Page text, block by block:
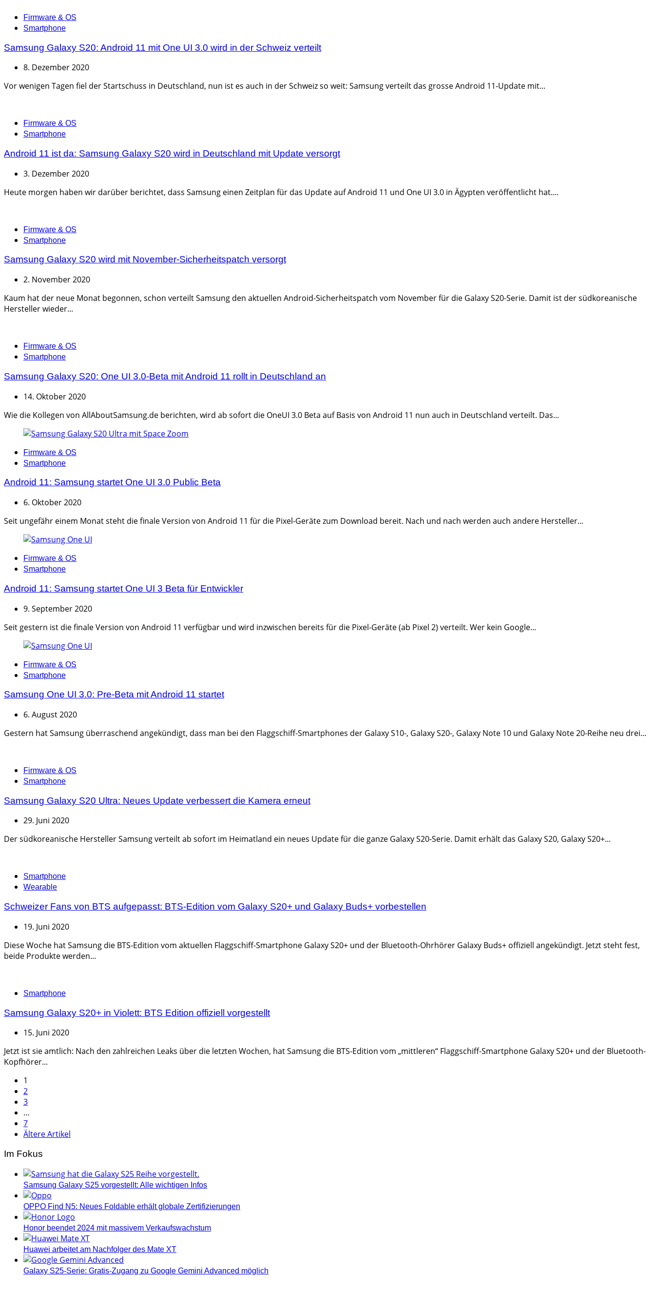
Categories
Firmware & OS
Smartphone
Samsung Galaxy S20: Android 11 mit One UI 3.0 wird in der Schweiz verteilt
8. Dezember 2020
Vor wenigen Tagen fiel der Startschuss in Deutschland, nun ist es auch in der Schweiz so weit: Samsung verteilt das grosse Android 11-Update mit...
Categories
Firmware & OS
Smartphone
Android 11 ist da: Samsung Galaxy S20 wird in Deutschland mit Update versorgt
3. Dezember 2020
Heute morgen haben wir darüber berichtet, dass Samsung einen Zeitplan für das Update auf Android 11 und One UI 3.0 in Ägypten veröffentlicht hat....
Categories
Firmware & OS
Smartphone
Samsung Galaxy S20 wird mit November-Sicherheitspatch versorgt
2. November 2020
Kaum hat der neue Monat begonnen, schon verteilt Samsung den aktuellen Android-Sicherheitspatch vom November für die Galaxy S20-Serie. Damit ist der südkoreanische
Hersteller wieder...
Categories
Firmware & OS
Smartphone
Samsung Galaxy S20: One UI 3.0-Beta mit Android 11 rollt in Deutschland an
14. Oktober 2020
Wie die Kollegen von AllAboutSamsung.de berichten, wird ab sofort die OneUI 3.0 Beta auf Basis von Android 11 nun auch in Deutschland verteilt. Das...
Categories
Firmware & OS
Smartphone
Android 11: Samsung startet One UI 3.0 Public Beta
6. Oktober 2020
Seit ungefähr einem Monat steht die finale Version von Android 11 für die Pixel-Geräte zum Download bereit. Nach und nach werden auch andere Hersteller...
Categories
Firmware & OS
Smartphone
Android 11: Samsung startet One UI 3 Beta für Entwickler
9. September 2020
Seit gestern ist die finale Version von Android 11 verfügbar und wird inzwischen bereits für die Pixel-Geräte (ab Pixel 2) verteilt. Wer kein Google...
Categories
Firmware & OS
Smartphone
Samsung One UI 3.0: Pre-Beta mit Android 11 startet
6. August 2020
Gestern hat Samsung überraschend angekündigt, dass man bei den Flaggschiff-Smartphones der Galaxy S10-, Galaxy S20-, Galaxy Note 10 und Galaxy Note 20-Reihe neu drei...
Categories
Firmware & OS
Smartphone
Samsung Galaxy S20 Ultra: Neues Update verbessert die Kamera erneut
29. Juni 2020
Der südkoreanische Hersteller Samsung verteilt ab sofort im Heimatland ein neues Update für die ganze Galaxy S20-Serie. Damit erhält das Galaxy S20, Galaxy S20+...
Categories
Smartphone
Wearable
Schweizer Fans von BTS aufgepasst: BTS-Edition vom Galaxy S20+ und Galaxy Buds+ vorbestellen
19. Juni 2020
Diese Woche hat Samsung die BTS-Edition vom aktuellen Flaggschiff-Smartphone Galaxy S20+ und der Bluetooth-Ohrhörer Galaxy Buds+ offiziell angekündigt. Jetzt steht fest,
beide Produkte werden...
Categories
Smartphone
Samsung Galaxy S20+ in Violett: BTS Edition offiziell vorgestellt
15. Juni 2020
Jetzt ist sie amtlich: Nach den zahlreichen Leaks über die letzten Wochen, hat Samsung die BTS-Edition vom „mittleren“ Flaggschiff-Smartphone Galaxy S20+ und der Bluetooth-
Kopfhörer...
Seitennummerierung
der
Beiträge
1
2
3
…
7
Ältere Artikel
Im Fokus
Samsung Galaxy S25 vorgestellt: Alle wichtigen Infos
OPPO Find N5: Neues Foldable erhält globale Zertifizierungen
Honor beendet 2024 mit massivem Verkaufswachstum
Huawei arbeitet am Nachfolger des Mate XT
Galaxy S25-Serie: Gratis-Zugang zu Google Gemini Advanced möglich